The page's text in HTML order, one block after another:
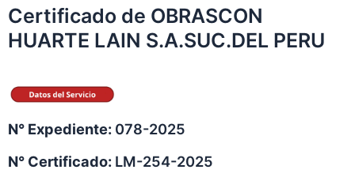
Certificado de OBRASCON
HUARTE LAIN S.A.SUC.DEL PERU
N° Expediente: 078-2025
N° Certificado: LM-254-2025